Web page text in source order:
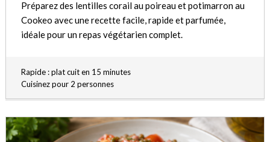
Préparez des lentilles corail au poireau et potimarron au
Cookeo avec une recette facile, rapide et parfumée,
idéale pour un repas végétarien complet.
Rapide : plat cuit en 15 minutes
Cuisinez pour 2 personnes